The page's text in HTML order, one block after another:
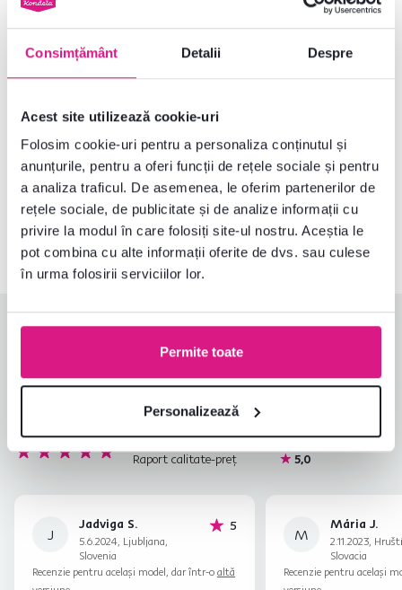
Consimțământ Detalii Despre
Acest site utilizează cookie-uri
Folosim cookie-uri pentru a personaliza conținutul și
anunțurile, pentru a oferi funcții de rețele sociale și pentru
a analiza traficul. De asemenea, le oferim partenerilor de
rețele sociale, de publicitate și de analize informații cu
privire la modul în care folosiți site-ul nostru. Aceștia le
pot combina cu alte informații oferite de dvs. sau culese
în urma folosirii serviciilor lor.
Permite toate
Personalizează
Dimensiuni și specificații
Informații despre ambalare
Nu ați găsit informațiile dorite?
Contactați-ne și vă vom ajuta cu plăcere
0040 359 228 037 Deschideți chat-ul
Evaluări produs
5,0
Îndeplinește așteptările
Ambalarea produsului
5,0
Raport calitate-preț
5,0
J
Jadviga S.
5.6.2024, Ljubljana,
Slovenia
5stele
Recenzie pentru același model, dar într-o altă
M
Mária J.
2.11.2023,
Slovacia
Recenzie pentru același